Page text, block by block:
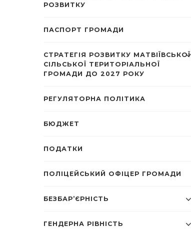
РОЗВИТКУ
ПАСПОРТ ГРОМАДИ
СТРАТЕГІЯ РОЗВИТКУ МАТВІЇВСЬКОЇ
СІЛЬСЬКОЇ ТЕРИТОРІАЛЬНОЇ
ГРОМАДИ ДО 2027 РОКУ
РЕГУЛЯТОРНА ПОЛІТИКА
БЮДЖЕТ
ПОДАТКИ
ПОЛІЦЕЙСЬКИЙ ОФІЦЕР ГРОМАДИ
БЕЗБАР’ЄРНІСТЬ
ГЕНДЕРНА РІВНІСТЬ